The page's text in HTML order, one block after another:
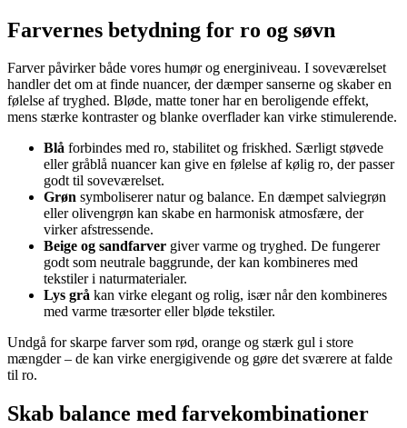
Farvernes betydning for ro og søvn
Farver påvirker både vores humør og energiniveau. I soveværelset
handler det om at finde nuancer, der dæmper sanserne og skaber en
følelse af tryghed. Bløde, matte toner har en beroligende effekt,
mens stærke kontraster og blanke overflader kan virke stimulerende.
Blå forbindes med ro, stabilitet og friskhed. Særligt støvede
eller gråblå nuancer kan give en følelse af kølig ro, der passer
godt til soveværelset.
Grøn symboliserer natur og balance. En dæmpet salviegrøn
eller olivengrøn kan skabe en harmonisk atmosfære, der
virker afstressende.
Beige og sandfarver giver varme og tryghed. De fungerer
godt som neutrale baggrunde, der kan kombineres med
tekstiler i naturmaterialer.
Lys grå kan virke elegant og rolig, især når den kombineres
med varme træsorter eller bløde tekstiler.
Undgå for skarpe farver som rød, orange og stærk gul i store
mængder – de kan virke energigivende og gøre det sværere at falde
til ro.
Skab balance med farvekombinationer